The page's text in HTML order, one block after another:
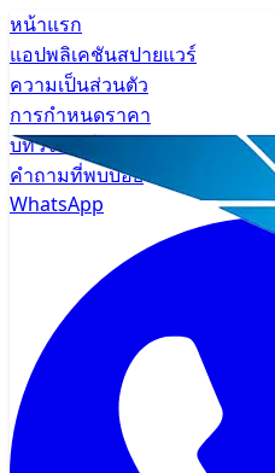
หน้าแรก
แอปพลิเคชันสปายแวร์
ความเป็นส่วนตัว
การกำหนดราคา
บทวิจารณ์
คำถามที่พบบ่อย
WhatsApp